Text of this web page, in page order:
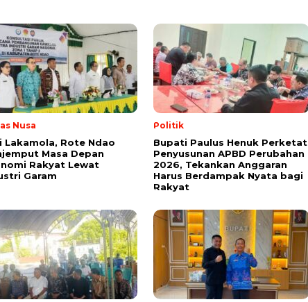
Nusa
Lakamola, Rote Ndao
Masa Depan
Rakyat Lewat
Garam
Politik
Bupati Paulus Henuk Perketat
Penyusunan APBD Perubahan
2026, Tekankan Anggaran
Harus Berdampak Nyata bagi
Rakyat